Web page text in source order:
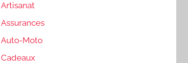
Artisanat
Assurances
Auto-Moto
Cadeaux